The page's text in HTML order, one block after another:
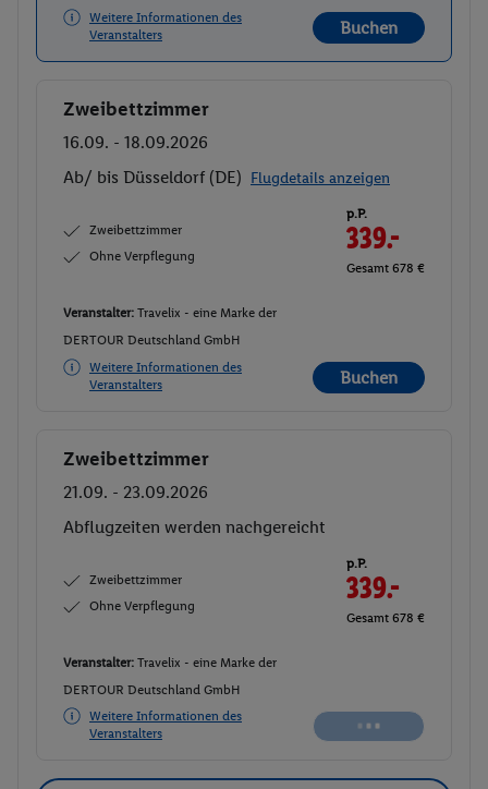
Weitere Informationen des
Veranstalters
Buchen
Buchen
Zweibettzimmer
16.09. - 18.09.2026
Ab/ bis Düsseldorf (DE) Flugdetails anzeigen
Zweibettzimmer
Ohne Verpflegung
p.P.
339.-
Gesamt 678 €
Veranstalter: Travelix - eine Marke der
DERTOUR Deutschland GmbH
Weitere Informationen des
Veranstalters
Buchen
Buchen
Zweibettzimmer
21.09. - 23.09.2026
Abflugzeiten werden nachgereicht
Zweibettzimmer
Ohne Verpflegung
p.P.
339.-
Gesamt 678 €
Veranstalter: Travelix - eine Marke der
DERTOUR Deutschland GmbH
Weitere Informationen des
Veranstalters